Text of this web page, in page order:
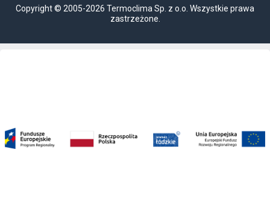
Copyright © 2005-2026 Termoclima Sp. z o.o. Wszystkie prawa
zastrzeżone.